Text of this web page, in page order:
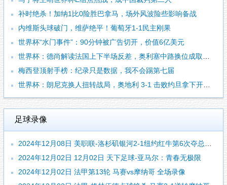
补时绝杀！加纳1比0险胜巴拿马，场外风波险些影响备战
内维斯头球破门，维萨绝平！葡萄牙1-1民主刚果
世界杯“水门事件”：90分钟被广告切开，价值6亿美元
世界杯：德尚解读法国上下半场反差，奥利塞中路换位成取胜关键
梅西登顶射手榜：纪录只是数据，我不会踢第七届
世界杯：朗尼克换人扭转战局，奥地利 3-1 击败约旦拿下开门红
足球录像
2024年12月08日 美职联-洛杉矶银河2-1纽约红牛第6次夺总冠军 罗伊斯个人联赛首冠
2024年12月02日 12月02日 天下足球-亚马尔：青春无极限
2024年12月02日 法甲第13轮 马赛vs摩纳哥 全场录像